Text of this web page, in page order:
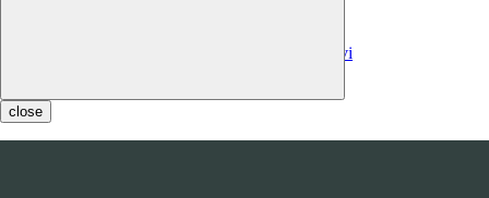
close
Costi contratti integrativi